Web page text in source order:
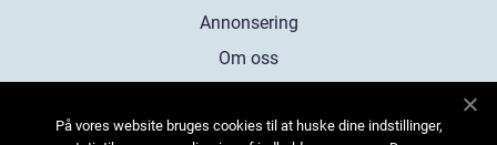
Annonsering
Om oss
Kontakta oss
På vores website bruges cookies til at huske dine indstillinger,